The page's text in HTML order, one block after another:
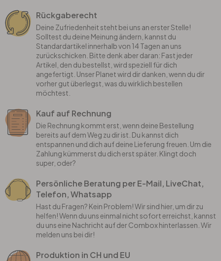
Rückgaberecht
Deine Zufriedenheit steht bei uns an erster Stelle!
Solltest du deine Meinung ändern, kannst du
Standardartikel innerhalb von 14 Tagen an uns
zurückschicken. Bitte denk aber daran: Fast jeder
Artikel, den du bestellst, wird speziell für dich
angefertigt. Unser Planet wird dir danken, wenn du dir
vorher gut überlegst, was du wirklich bestellen
möchtest.
Kauf auf Rechnung
Die Rechnung kommt erst, wenn deine Bestellung
bereits auf dem Weg zu dir ist. Du kannst dich
entspannen und dich auf deine Lieferung freuen. Um die
Zahlung kümmerst du dich erst später. Klingt doch
super, oder?
Persönliche Beratung per E-Mail, LiveChat,
Telefon, Whatsapp
Hast du Fragen? Kein Problem! Wir sind hier, um dir zu
helfen! Wenn du uns einmal nicht sofort erreichst, kannst
du uns eine Nachricht auf der Combox hinterlassen. Wir
melden uns bei dir!
Produktion in CH und EU